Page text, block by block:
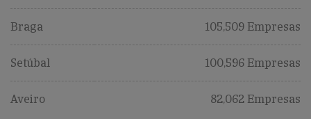
Braga 105,509 Empresas
Setúbal 100,596 Empresas
Aveiro 82,062 Empresas